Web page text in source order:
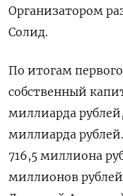
Организатором
Солид.
По итогам
собственный
миллиарда
миллиарда
716,5 миллиона
миллионов